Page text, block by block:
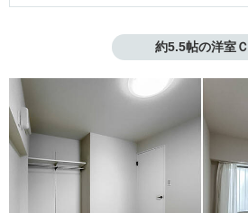
約5.5帖の洋室Ｃ